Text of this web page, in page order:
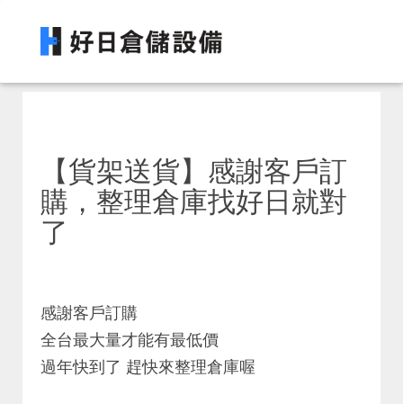
【貨架送貨】感謝客戶訂
購，整理倉庫找好日就對
了
感謝客戶訂購
全台最大量才能有最低價
過年快到了 趕快來整理倉庫喔